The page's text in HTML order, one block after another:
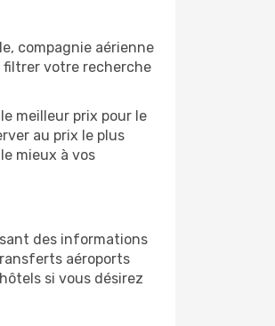
compagnie aérienne
filtrer votre recherche
meilleur prix pour le
au prix le plus
mieux à vos
des informations
aéroports
si vous désirez